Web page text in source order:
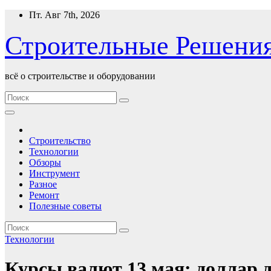
Перейти
содержимому
Пт. Авг 7th, 2026
Строительные
всё о строительстве и оборудовании
Строительство
Технологии
Обзоры
Инструмент
Разное
Ремонт
Полезные советы
Технологии